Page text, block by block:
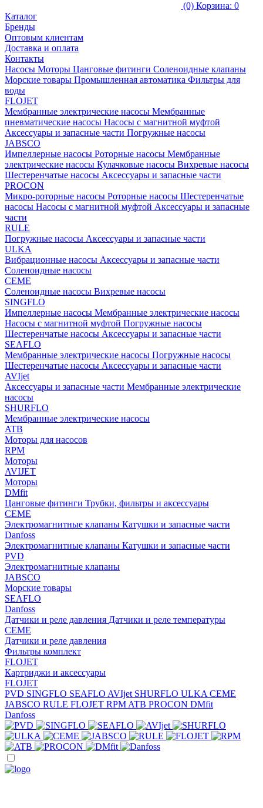
(0) Корзина: 0
Каталог
Бренды
Оптовым клиентам
Доставка и оплата
Контакты
Насосы Моторы Цанговые фитинги Соленоидные клапаны
Морские товары Промышленная автоматика Фильтры для
воды
FLOJET
Мембранные электрические насосы Мембранные
пневматические насосы Насосы с магнитной муфтой
Аксессуары и запасные части Погружные насосы
JABSCO
Импеллерные насосы Роторные насосы Мембранные
электрические насосы Кулачковые насосы Вихревые насосы
Шестеренчатые насосы Аксессуары и запасные части
PROCON
Микро-роторные насосы Роторные насосы Шестеренчатые
насосы Насосы с магнитной муфтой Аксессуары и запасные
части
RULE
Погружные насосы Аксессуары и запасные части
ULKA
Вибрационные насосы Аксессуары и запасные части
Соленоидные насосы
CEME
Соленоидные насосы Вихревые насосы
SINGFLO
Импеллерные насосы Мембранные электрические насосы
Насосы с магнитной муфтой Погружные насосы
Шестеренчатые насосы Аксессуары и запасные части
SEAFLO
Мембранные электрические насосы Погружные насосы
Шестеренчатые насосы Аксессуары и запасные части
AVIjet
Аксессуары и запасные части Мембранные электрические
насосы
SHURFLO
Мембранные электрические насосы
ATB
Моторы для насосов
RPM
Моторы
AVIJET
Моторы
DMfit
Цанговые фитинги Трубки, фильтры и аксессуары
CEME
Электромагнитные клапаны Катушки и запасные части
Danfoss
Электромагнитные клапаны Катушки и запасные части
PVD
Электромагнитные клапаны
JABSCO
Морские товары
SEAFLO
Danfoss
Датчики и реле давления Датчики и реле температуры
CEME
Датчики и реле давления
Фильтры комплект
FLOJET
Картриджи и аксессуары
FLOJET
PVD SINGFLO SEAFLO AVIjet SHURFLO ULKA CEME
JABSCO RULE FLOJET RPM ATB PROCON DMfit
Danfoss